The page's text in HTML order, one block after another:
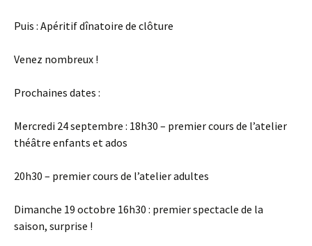
Puis : Apéritif dînatoire de clôture
Venez nombreux !
Prochaines dates :
Mercredi 24 septembre : 18h30 – premier cours de l’atelier
théâtre enfants et ados
20h30 – premier cours de l’atelier adultes
Dimanche 19 octobre 16h30 : premier spectacle de la
saison, surprise !